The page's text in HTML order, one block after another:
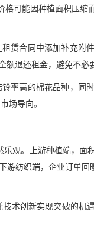
可能因种植面积压缩
赁合同中添加补充附
退还租金，避免不必
率高的棉花品种，同
场导向。
观。上游种植端，面
游纺织端，企业订单
术创新实现突破的机